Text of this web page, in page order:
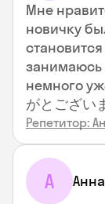
Мне
новичку
занимаюсь
немного
がとござい
Репетитор:
А Анна